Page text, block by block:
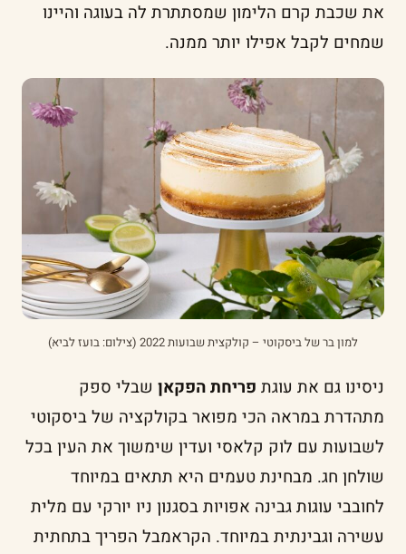
את שכבת קרם הלימון שמסתתרת לה בעוגה והיינו
שמחים לקבל אפילו יותר ממנה.
למון בר של ביסקוטי – קולקצית שבועות 2022 (צילום: בועז לביא)
ניסינו גם את עוגת פריחת הפקאן שבלי ספק
מתהדרת במראה הכי מפואר בקולקציה של ביסקוטי
לשבועות עם לוק קלאסי ועדין שימשוך את העין בכל
שולחן חג. מבחינת טעמים היא תתאים במיוחד
לחובבי עוגות גבינה אפויות בסגנון ניו יורקי עם מלית
עשירה וגבינתית במיוחד. הקראמבל הפריך בתחתית